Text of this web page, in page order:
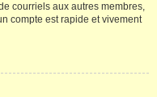
courriels aux autres membres,
compte est rapide et vivement